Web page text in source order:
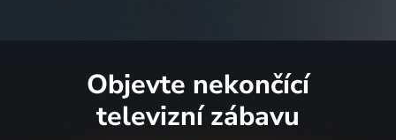
Objevte nekončící
televizní zábavu